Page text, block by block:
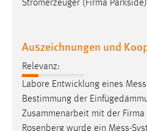
Stromerzeuger (Firma Parkside)
Auszeichnungen und
Relevanz:
Labore Entwicklung eines
Bestimmung der
Zusammenarbeit mit der Firma
Rosenberg wurde ein Mess-
MibewSessionID, mibew-
Jahre, MIBEW_UserID = 1 Jahr
Login